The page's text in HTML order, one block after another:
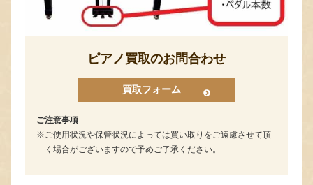
ピアノ買取のお問合わせ
買取フォーム
ご注意事項
ご使用状況や保管状況によっては買い取りをご遠慮させて頂
く場合がございますので予めご了承ください。